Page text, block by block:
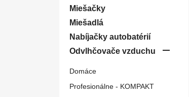
Miešačky
Miešadlá
Nabíjačky autobatérií
Odvlhčovače vzduchu

Domáce
Profesionálne - KOMPAKT